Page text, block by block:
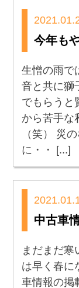
今年も
生憎の雨で
音と共に獅
でもらうと
から苦手な
（笑） 災
に・・ [...]
中古車
まだまだ寒
は早く春
車情報の掲